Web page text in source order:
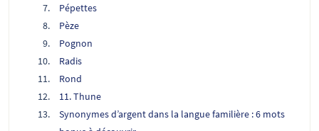
Pépettes
Pèze
Pognon
Radis
Rond
11. Thune
Synonymes d’argent dans la langue familière : 6 mots